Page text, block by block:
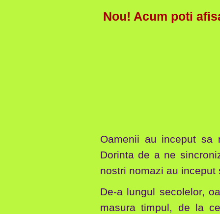
Nou! Acum poti
Oamenii au inceput sa
Dorinta de a ne
nostri nomazi au
De-a lungul secolelor,
masura timpul, de la